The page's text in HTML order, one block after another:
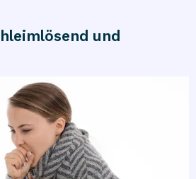
und